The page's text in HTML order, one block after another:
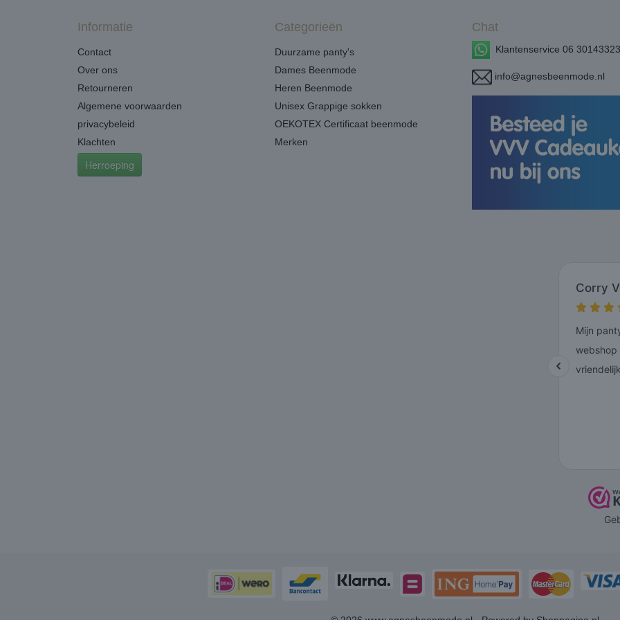
Informatie
Contact
Over ons
Retourneren
Algemene voorwaarden
privacybeleid
Klachten
Herroeping
Categorieën
Duurzame panty's
Dames Beenmode
Heren Beenmode
Unisex Grappige sokken
OEKOTEX Certificaat beenmode
Merken
Chat
Klantenservice 06 30143323
info@agnesbeenmode.nl